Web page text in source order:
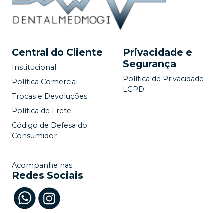
Central do Cliente
Institucional
Política Comercial
Trocas e Devoluções
Política de Frete
Código de Defesa do
Consumidor
Privacidade e
Segurança
Política de Privacidade -
LGPD
Acompanhe nas
Redes Sociais